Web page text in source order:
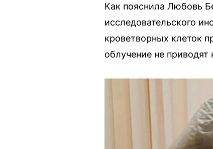
Как пояснила Любовь
исследовательского
кроветворных клеток
облучение не